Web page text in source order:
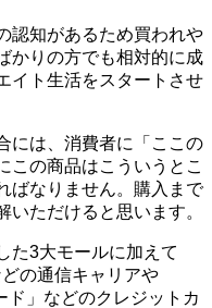
認知があるため買われや
かりの方でも相対的に成
イト生活をスタートさせ
には、消費者に「ここの
この商品はこういうとこ
ばなりません。購入まで
ただけると思います。
た3大モールに加えて
の通信キャリアや
ド」などのクレジットカ